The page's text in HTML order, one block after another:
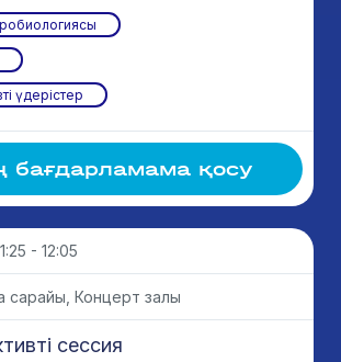
үдерістер
бағдарламама қосу
- 12:05
сарайы, Концерт залы
сессия